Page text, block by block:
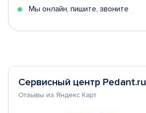
Мы онлайн, пишите, звоните
Сервисный центр Pedant.ru
Отзывы из Яндекс Карт